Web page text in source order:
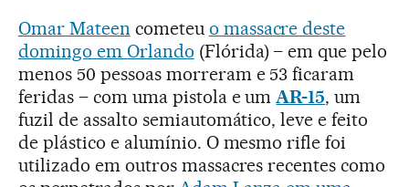
Omar Mateen cometeu o massacre deste
domingo em Orlando (Flórida) – em que pelo
menos 50 pessoas morreram e 53 ficaram
feridas – com uma pistola e umAR-15, um
fuzil de assalto semiautomático, leve e feito
de plástico e alumínio. O mesmo rifle foi
utilizado em outros massacres recentes como